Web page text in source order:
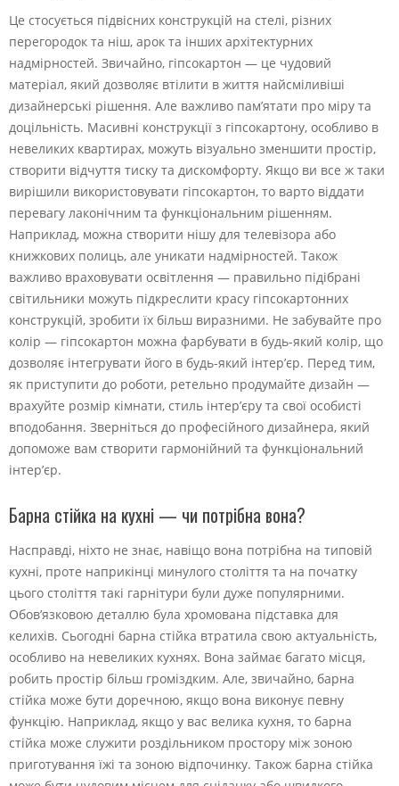
Це стосується підвісних конструкцій на стелі, різних
перегородок та ніш, арок та інших архітектурних
надмірностей. Звичайно, гіпсокартон — це чудовий
матеріал, який дозволяє втілити в життя найсміливіші
дизайнерські рішення. Але важливо пам’ятати про міру та
доцільність. Масивні конструкції з гіпсокартону, особливо в
невеликих квартирах, можуть візуально зменшити простір,
створити відчуття тиску та дискомфорту. Якщо ви все ж таки
вирішили використовувати гіпсокартон, то варто віддати
перевагу лаконічним та функціональним рішенням.
Наприклад, можна створити нішу для телевізора або
книжкових полиць, але уникати надмірностей. Також
важливо враховувати освітлення — правильно підібрані
світильники можуть підкреслити красу гіпсокартонних
конструкцій, зробити їх більш виразними. Не забувайте про
колір — гіпсокартон можна фарбувати в будь-який колір, що
дозволяє інтегрувати його в будь-який інтер’єр. Перед тим,
як приступити до роботи, ретельно продумайте дизайн —
врахуйте розмір кімнати, стиль інтер’єру та свої особисті
вподобання. Зверніться до професійного дизайнера, який
допоможе вам створити гармонійний та функціональний
інтер’єр.
Барна стійка на кухні — чи потрібна вона?
Насправді, ніхто не знає, навіщо вона потрібна на типовій
кухні, проте наприкінці минулого століття та на початку
цього століття такі гарнітури були дуже популярними.
Обов’язковою деталлю була хромована підставка для
келихів. Сьогодні барна стійка втратила свою актуальність,
особливо на невеликих кухнях. Вона займає багато місця,
робить простір більш громіздким. Але, звичайно, барна
стійка може бути доречною, якщо вона виконує певну
функцію. Наприклад, якщо у вас велика кухня, то барна
стійка може служити роздільником простору між зоною
приготування їжі та зоною відпочинку. Також барна стійка